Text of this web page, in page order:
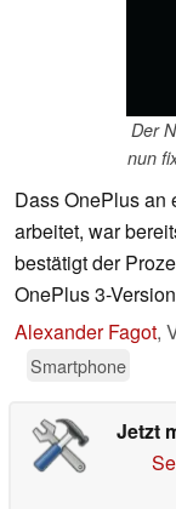
Der
nun
Dass OnePlus an
arbeitet, war
bestätigt der
OnePlus 3-
Alexander Fagot,
Smartphone
Jetzt